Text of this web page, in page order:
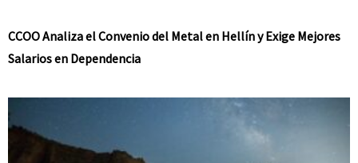
CCOO Analiza el Convenio del Metal en Hellín y Exige Mejores
Salarios en Dependencia